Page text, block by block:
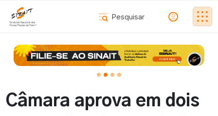
Câmara aprova em dois